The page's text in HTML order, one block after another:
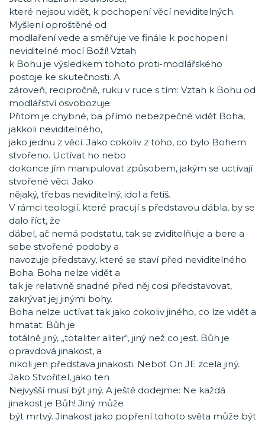
které nejsou vidět, k pochopení věcí neviditelných.
Myšlení oproštěné od
modlaření vede a směřuje ve finále k pochopení
neviditelné mocí Boží! Vztah
k Bohu je výsledkem tohoto proti-modlářského
postoje ke skutečnosti. A
zároveň, recipročně, ruku v ruce s tím: Vztah k Bohu od
modlářství osvobozuje.
Přitom je chybné, ba přímo nebezpečné vidět Boha,
jakkoli neviditelného,
jako jednu z věcí. Jako cokoliv z toho, co bylo Bohem
stvořeno. Uctívat ho nebo
dokonce jím manipulovat způsobem, jakým se uctívají
stvořené věci. Jako
nějaký, třebas neviditelný, idol a fetiš.
V rámci teologií, které pracují s představou ďábla, by se
dalo říct, že
ďábel, ač nemá podstatu, tak se zviditelňuje a bere a
sebe stvořené podoby a
navozuje představy, které se staví před neviditelného
Boha. Boha nelze vidět a
tak je relativně snadné před něj cosi představovat,
zakrývat jej jinými bohy.
Boha nelze uctívat tak jako cokoliv jiného, co lze vidět a
hmatat. Bůh je
totálně jiný, „totaliter aliter“, jiný než co jest. Bůh je
opravdová jinakost, a
nikoli jen představa jinakosti. Neboť On JE zcela jiný.
Jako Stvořitel, jako ten
Nejvyšší musí být jiný. A ještě dodejme: Ne každá
jinakost je Bůh! Jiný může
být mrtvý. Jinakost jako popření tohoto světa může být